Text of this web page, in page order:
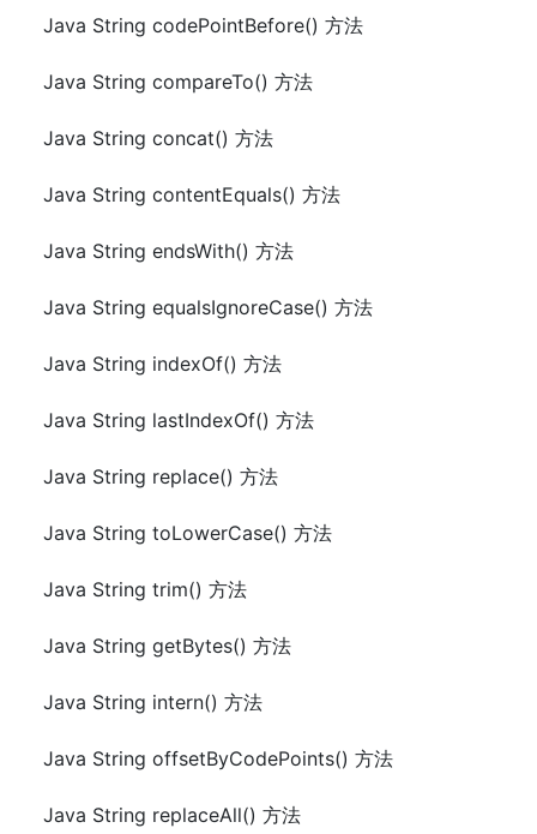
Java String codePointBefore() 方法
Java String compareTo() 方法
Java String concat() 方法
Java String contentEquals() 方法
Java String endsWith() 方法
Java String equalsIgnoreCase() 方法
Java String indexOf() 方法
Java String lastIndexOf() 方法
Java String replace() 方法
Java String toLowerCase() 方法
Java String trim() 方法
Java String getBytes() 方法
Java String intern() 方法
Java String offsetByCodePoints() 方法
Java String replaceAll() 方法